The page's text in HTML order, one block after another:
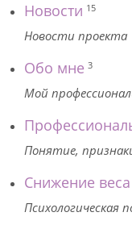
Новости 15
Новости проекта
Обо мне 3
Мой
Понятие,
Снижение веса